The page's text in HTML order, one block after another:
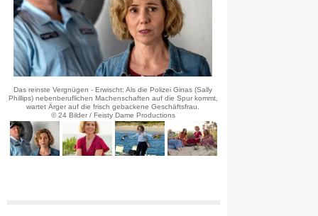
Das reinste Vergnügen - Erwischt: Als die Polizei Ginas (Sally
Phillips) nebenberuflichen Machenschaften auf die Spur kommt,
wartet Ärger auf die frisch gebackene Geschäftsfrau.
© 24 Bilder / Feisty Dame Productions